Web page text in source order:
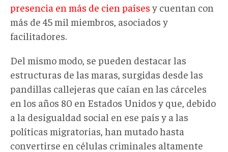
presencia en más de cien países y cuentan con
más de 45 mil miembros, asociados y
facilitadores.
Del mismo modo, se pueden destacar las
estructuras de las maras, surgidas desde las
pandillas callejeras que caían en las cárceles
en los años 80 en Estados Unidos y que, debido
a la desigualdad social en ese país y a las
políticas migratorias, han mutado hasta
convertirse en células criminales altamente